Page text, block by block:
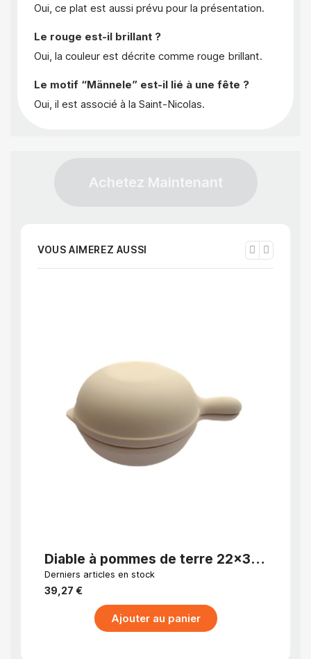
Oui, ce plat est aussi prévu pour la présentation.
Le rouge est-il brillant ?
Oui, la couleur est décrite comme rouge brillant.
Le motif “Männele” est-il lié à une fête ?
Oui, il est associé à la Saint-Nicolas.
Achetez Maintenant
VOUS AIMEREZ AUSSI
Diable à pommes de terre 22x36
cm
Derniers articles en stock
39,27 €
Ajouter au panier